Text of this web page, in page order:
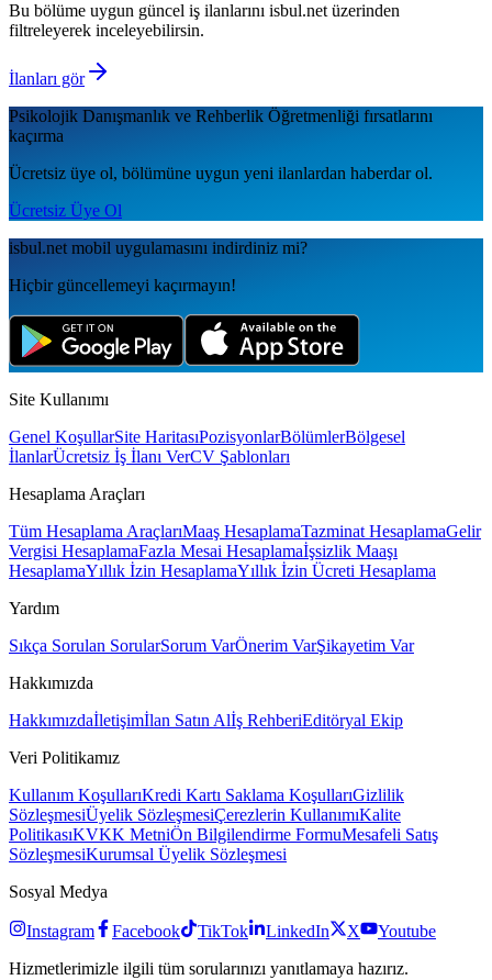
Bu bölüme uygun güncel iş ilanlarını isbul.net üzerinden
filtreleyerek inceleyebilirsin.
İlanları gör
Psikolojik Danışmanlık ve Rehberlik Öğretmenliği fırsatlarını
kaçırma
Ücretsiz üye ol, bölümüne uygun yeni ilanlardan haberdar ol.
Ücretsiz Üye Ol
isbul.net mobil uygulamаsını indirdiniz mi?
Hiçbir güncellemeyi kaçırmayın!
Site Kullanımı
Genel KoşullarSite HaritasıPozisyonlarBölümlerBölgesel
İlanlarÜcretsiz İş İlanı VerCV Şablonları
Hesaplama Araçları
Tüm Hesaplama AraçlarıMaaş HesaplamaTazminat HesaplamaGelir
Vergisi HesaplamaFazla Mesai Hesaplamaİşsizlik Maaşı
HesaplamaYıllık İzin HesaplamaYıllık İzin Ücreti Hesaplama
Yardım
Sıkça Sorulan SorularSorum VarÖnerim VarŞikayetim Var
Hakkımızda
Hakkımızdaİletişimİlan Satın Alİş RehberiEditöryal Ekip
Veri Politikamız
Kullanım KoşullarıKredi Kartı Saklama KoşullarıGizlilik
SözleşmesiÜyelik SözleşmesiÇerezlerin KullanımıKalite
PolitikasıKVKK MetniÖn Bilgilendirme FormuMesafeli Satış
SözleşmesiKurumsal Üyelik Sözleşmesi
Sosyal Medya
Instagram Facebook TikTok LinkedIn X
Youtube
Hizmetlerimizle ilgili tüm sorularınızı yanıtlamaya hazırız.